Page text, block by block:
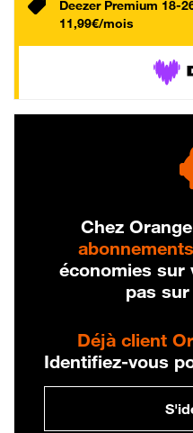
Deezer Premium 18-
11,99€/mois
Chez
économies sur
pas
Déjà client
Identifiez-vous